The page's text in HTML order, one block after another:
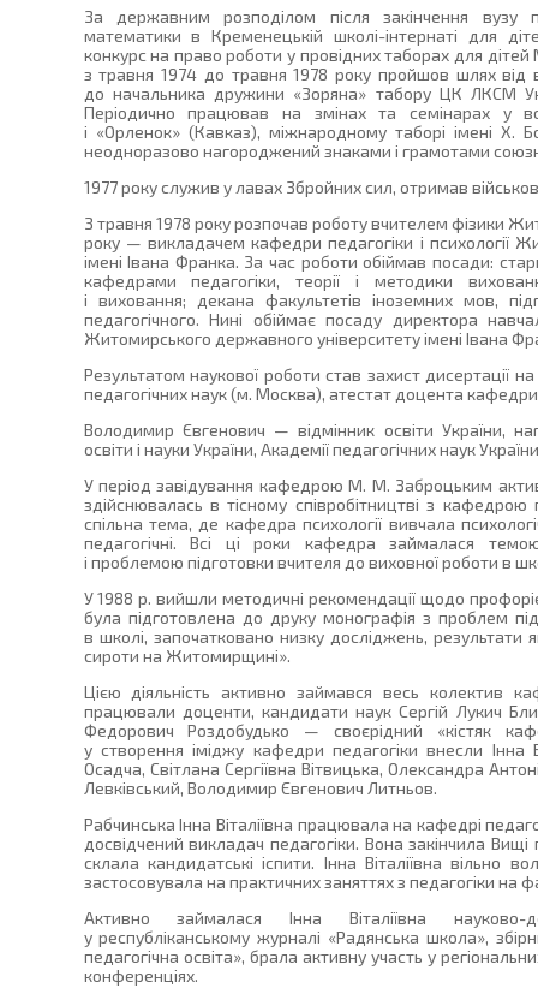
За державним розподілом після закінчення
математики в Кременецькій школі-інтернаті для
конкурс на право роботи у провідних таборах для
з травня 1974 до травня 1978 року пройшов шлях від
до начальника дружини «Зоряна» табору ЦК ЛКСМ
Періодично працював на змінах та семінарах у
і «Орленок» (Кавказ), міжнародному таборі імені X.
неодноразово нагороджений знаками і грамотами
1977 року служив у лавах Збройних сил, отримав
З травня 1978 року розпочав роботу вчителем фізики
року — викладачем кафедри педагогіки і психології
імені Івана Франка. За час роботи обіймав посади:
кафедрами педагогіки, теорії і методики
і виховання; декана факультетів іноземних мов,
педагогічного. Нині обіймає посаду директора
Житомирського державного університету імені Івана
Результатом наукової роботи став захист дисертації
педагогічних наук (м. Москва), атестат доцента кафедри
Володимир Євгенович — відмінник освіти України,
освіти і науки України, Академії педагогічних наук
У період завідування кафедрою М. М. Заброцьким
здійснювалась в тісному співробітництві з кафедрою
спільна тема, де кафедра психології вивчала
педагогічні. Всі ці роки кафедра займалася темою
і проблемою підготовки вчителя до виховної роботи в
У 1988 р. вийшли методичні рекомендації щодо
була підготовлена до друку монографія з проблем
в школі, започатковано низку досліджень, результати
сироти на Житомирщині».
Цією діяльність активно займався весь колектив
працювали доценти, кандидати наук Сергій Лукич
Федорович Роздобудько — своєрідний «кістяк
у створення іміджу кафедри педагогіки внесли Інна
Осадча, Світлана Сергіївна Вітвицька, Олександра
Левківський, Володимир Євгенович Литньов.
Рабчинська Інна Віталіївна працювала на кафедрі
досвідчений викладач педагогіки. Вона закінчила Вищі
склала кандидатські іспити. Інна Віталіївна вільно
застосовувала на практичних заняттях з педагогіки на
Активно займалася Інна Віталіївна науково-
у республіканському журналі «Радянська школа»,
педагогічна освіта», брала активну участь у
конференціях.